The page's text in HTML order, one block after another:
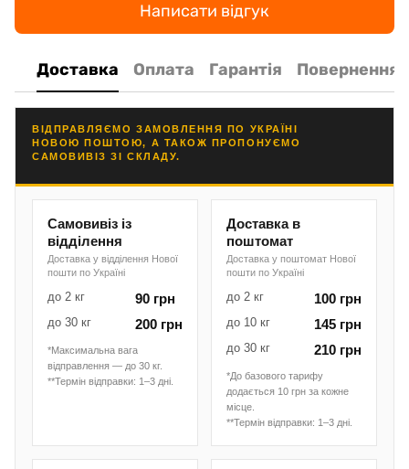
Написати відгук
Доставка Оплата Гарантія Повернення
ВІДПРАВЛЯЄМО ЗАМОВЛЕННЯ ПО УКРАЇНІ
НОВОЮ ПОШТОЮ, А ТАКОЖ ПРОПОНУЄМО
САМОВИВІЗ ЗІ СКЛАДУ.
Самовивіз із
відділення
Доставка у відділення Нової
пошти по Україні
до 2 кг 90 грн
до 30 кг 200 грн
*Максимальна вага
відправлення — до 30 кг.
**Термін відправки: 1–3 дні.
Доставка в
поштомат
Доставка у поштомат Нової
пошти по Україні
до 2 кг 100 грн
до 10 кг 145 грн
до 30 кг 210 грн
*До базового тарифу
додається 10 грн за кожне
місце.
**Термін відправки: 1–3 дні.